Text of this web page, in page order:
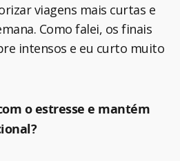
viagens mais curtas e
Como falei, os finais
intensos e eu curto muito
o estresse e mantém